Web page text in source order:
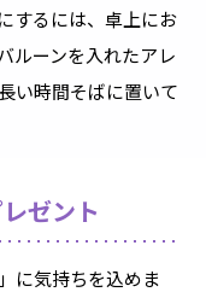
するには、卓上にお
ルーンを入れたアレ
い時間そばに置いて
ゼント
に気持ちを込めま